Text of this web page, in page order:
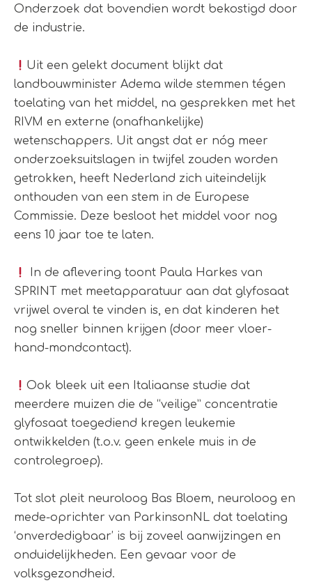
Onderzoek dat bovendien wordt bekostigd door
de industrie.
Uit een gelekt document blijkt dat
landbouwminister Adema wilde stemmen tégen
toelating van het middel, na gesprekken met het
RIVM en externe (onafhankelijke)
wetenschappers. Uit angst dat er nóg meer
onderzoeksuitslagen in twijfel zouden worden
getrokken, heeft Nederland zich uiteindelijk
onthouden van een stem in de Europese
Commissie. Deze besloot het middel voor nog
eens 10 jaar toe te laten.
In de aflevering toont Paula Harkes van
SPRINT met meetapparatuur aan dat glyfosaat
vrijwel overal te vinden is, en dat kinderen het
nog sneller binnen krijgen (door meer vloer-
hand-mondcontact).
Ook bleek uit een Italiaanse studie dat
meerdere muizen die de “veilige” concentratie
glyfosaat toegediend kregen leukemie
ontwikkelden (t.o.v. geen enkele muis in de
controlegroep).
Tot slot pleit neuroloog Bas Bloem, neuroloog en
mede-oprichter van ParkinsonNL dat toelating
‘onverdedigbaar’ is bij zoveel aanwijzingen en
onduidelijkheden. Een gevaar voor de
volksgezondheid.